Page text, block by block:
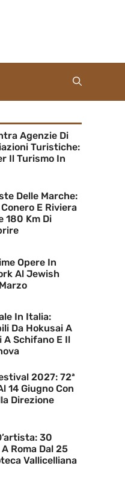
Agenzie Di
Turistiche:
Il Turismo In
Delle Marche:
E Riviera
180 Km Di
Opere In
Al Jewish
In Italia:
Da Hokusai A
A Schifano E Il
2027: 72ª
14 Giugno Con
Direzione
30
Roma Dal 25
Vallicelliana